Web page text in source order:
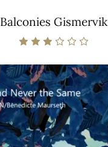
Balconies Gismervik